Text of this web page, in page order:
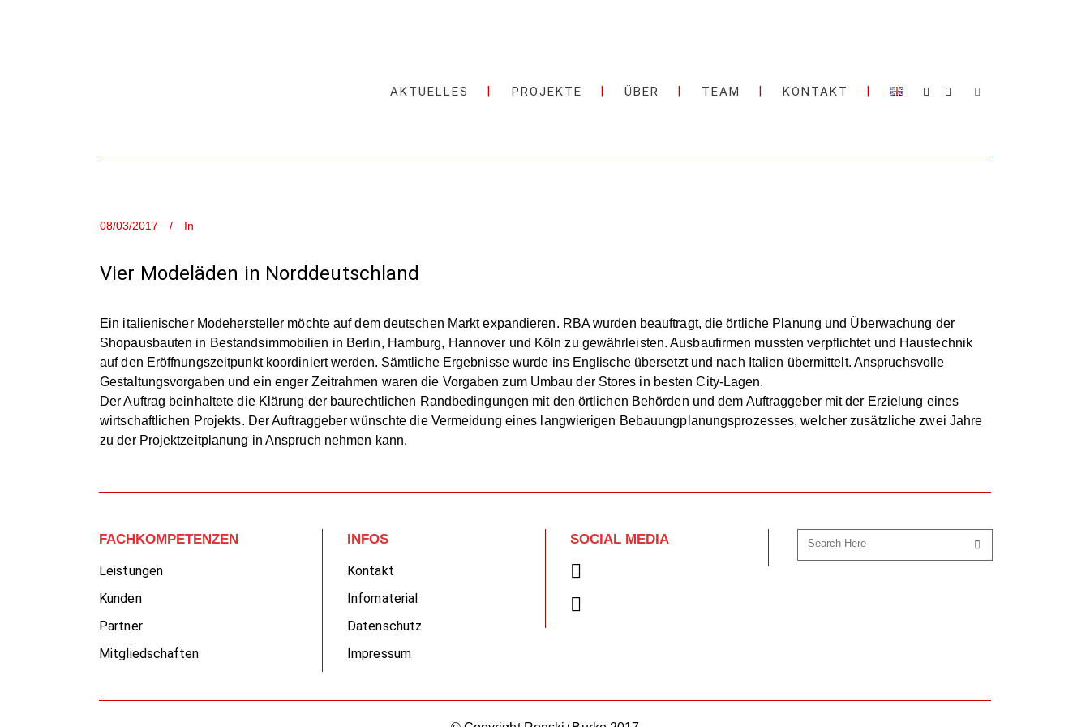
AKTUELLES PROJEKTE ÜBER TEAM KONTAKT
08/03/2017 In
Vier Modeläden in Norddeutschland
Ein italienischer Modehersteller möchte auf dem deutschen Markt expandieren. RBA wurden beauftragt, die örtliche Planung und Überwachung der
Shopausbauten in Bestandsimmobilien in Berlin, Hamburg, Hannover und Köln zu gewährleisten. Ausbaufirmen mussten verpflichtet und Haustechnik
auf den Eröffnungszeitpunkt koordiniert werden. Sämtliche Ergebnisse wurde ins Englische übersetzt und nach Italien übermittelt. Anspruchsvolle
Gestaltungsvorgaben und ein enger Zeitrahmen waren die Vorgaben zum Umbau der Stores in besten City-Lagen.
Der Auftrag beinhaltete die Klärung der baurechtlichen Randbedingungen mit den örtlichen Behörden und dem Auftraggeber mit der Erzielung eines
wirtschaftlichen Projekts. Der Auftraggeber wünschte die Vermeidung eines langwierigen Bebauungplanungsprozesses, welcher zusätzliche zwei Jahre
zu der Projektzeitplanung in Anspruch nehmen kann.
FACHKOMPETENZEN
Leistungen
Kunden
Partner
Mitgliedschaften
INFOS
Kontakt
Infomaterial
Datenschutz
Impressum
SOCIAL MEDIA